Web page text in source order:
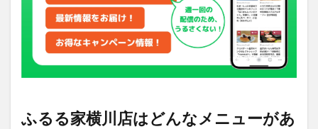
る家
店の
閉店
情報
ふるる家横川店はどんなメニューがあ